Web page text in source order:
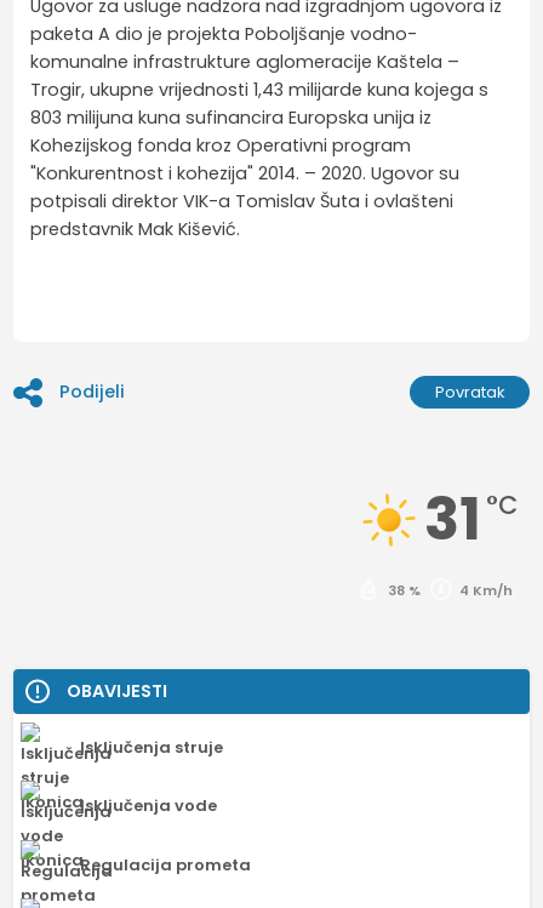
Ugovor za usluge nadzora nad izgradnjom ugovora iz
paketa A dio je projekta Poboljšanje vodno-
komunalne infrastrukture aglomeracije Kaštela –
Trogir, ukupne vrijednosti 1,43 milijarde kuna kojega s
803 milijuna kuna sufinancira Europska unija iz
Kohezijskog fonda kroz Operativni program
"Konkurentnost i kohezija" 2014. – 2020. Ugovor su
potpisali direktor VIK-a Tomislav Šuta i ovlašteni
predstavnik Mak Kišević.
Podijeli Povratak
31 °C
38 % 4 Km/h
OBAVIJESTI
Isključenja struje
Isključenja vode
Regulacija prometa